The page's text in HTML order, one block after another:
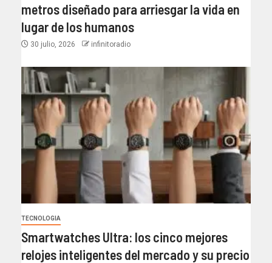
metros diseñado para arriesgar la vida en
lugar de los humanos
30 julio, 2026 infinitoradio
TECNOLOGIA
Smartwatches Ultra: los cinco mejores
relojes inteligentes del mercado y su precio